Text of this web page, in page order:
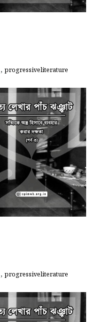
, progressiveliterature
, progressiveliterature